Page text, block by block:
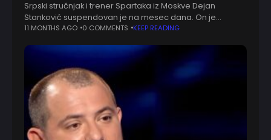
Srpski stručnjak i trener Spartaka iz Moskve Dejan
Stanković suspendovan je na mesec dana. On je
kažnjen zbog verbalnog napada na sudiju na meču
11 MONTHS AGO 0 COMMENTS KEEP READING